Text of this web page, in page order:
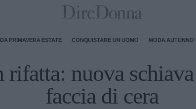
PRIMAVERA ESTATE CONQUISTARE UN UOMO MODA AUTUNNO
rifatta: nuova
faccia di cera